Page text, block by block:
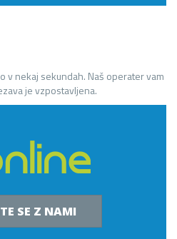
v nekaj sekundah. Naš operater vam
je vzpostavljena.
SE Z NAMI